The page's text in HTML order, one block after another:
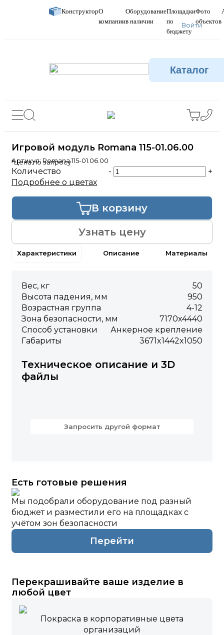
КонструкторО
компании
Оборудование
в наличии
Площадки
по
бюджету
Фото
объектов
Войти
Каталог
Характеристики Описание Материалы
Вес, кг
50
Высота падения, мм
950
Возрастная группа
4-12
Зона безопасности, мм
7170х4440
Способ установки
Анкерное крепление
Габариты
3671x1442x1050
Техническое описание и 3D
файлы
Запросить другой формат
Есть готовые решения
Мы подобрали оборудование под разный
бюджет и разместили его на площадках с
учётом зон безопасности
Перейти
Перекрашивайте ваше изделие в
любой цвет
Покраска в корпоративные цвета
организаций
Игровой модуль Romana 115-01.06.00
Артикул: Romana 115-01.06.00
*Цена по запросу
Количество -
+
Подробнее о цветах
Узнать цену
В корзину